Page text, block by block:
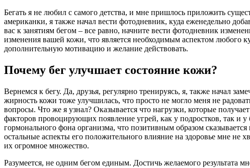
Бегать я не любил с самого детства, и мне пришлось приложить
американки, я также начал вести фотодневник, куда еженедельно
вас к занятиям бегом – все равно, начните вести фотодневник
изменения вашей кожи, что является необходимым аспектом
дополнительную мотивацию и желание действовать.
Почему бег улучшает состояние кожи?
Вернемся к бегу. Да, друзья, регулярно тренируясь, я, также начал
жирность кожи тоже улучшилась, что просто не могло меня не
вопросы. Что же я узнал? Оказывается что нагрузки, которые
факторов провоцирующих появление угрей, как у подростков, так и
гормонального фона организма, что позитивным образом
остальные аспекты его положительного влияние на здоровье мне не
их огромное множество.
Разумеется, не одним бегом единым. Достичь желаемого результата